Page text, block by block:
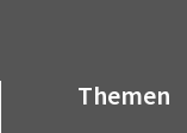
Themen